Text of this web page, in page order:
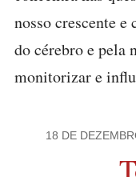
nosso crescente
do cérebro e pela
monitorizar e
18 DE